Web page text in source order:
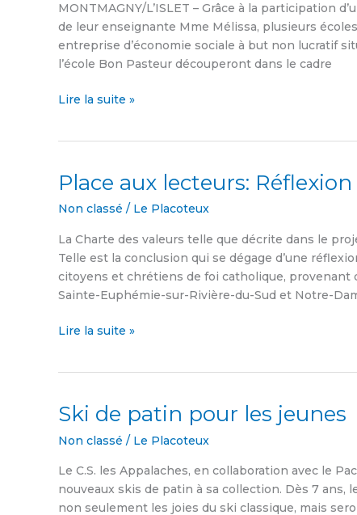
MONTMAGNY/L’ISLET – Grâce à la participation
de leur enseignante Mme Mélissa, plusieurs
entreprise d’économie sociale à but non lucratif
l’école Bon Pasteur découperont dans le cadre
Lire la suite »
Place aux lecteurs:
Non classé / Le Placoteux
La Charte des valeurs telle que décrite dans le
Telle est la conclusion qui se dégage d’une
citoyens et chrétiens de foi catholique,
Sainte-Euphémie-sur-Rivière-du-Sud et Notre-
Place
lecteurs:
Réflexion
sur
la
Charte
valeurs
Lire la suite »
Ski de patin pour les jeunes
Non classé / Le Placoteux
Le C.S. les Appalaches, en collaboration avec le
nouveaux skis de patin à sa collection. Dès 7
non seulement les joies du ski classique, mais
Ski
patin
pour
les
jeunes